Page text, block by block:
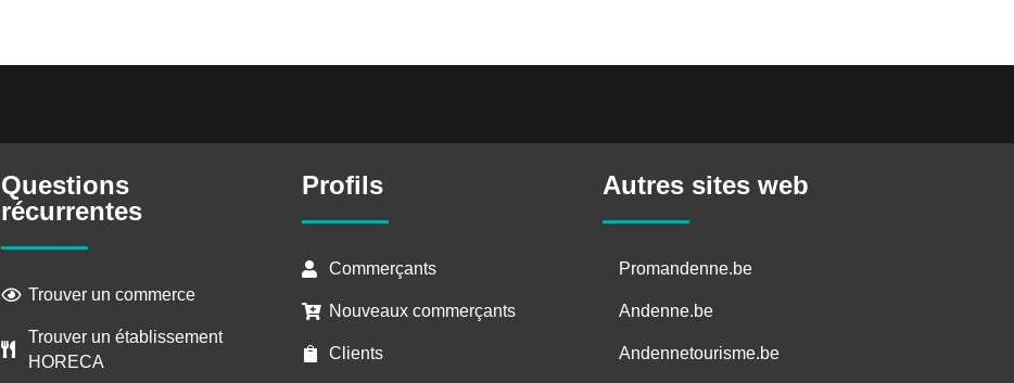
Questions
récurrentes
 Trouver un commerce

Trouver un établissement
HORECA
Profils
 Commerçants
 Nouveaux commerçants
 Clients
Autres sites web
Promandenne.be
Andenne.be
Andennetourisme.be